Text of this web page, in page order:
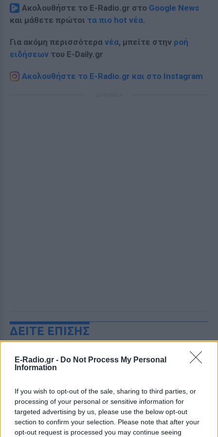
E-Radio.gr - Do Not Process My Personal
Information
If you wish to opt-out of the sale, sharing to third parties, or
processing of your personal or sensitive information for
targeted advertising by us, please use the below opt-out
section to confirm your selection. Please note that after your
opt-out request is processed you may continue seeing
Ακολουθήστε το E-Radio.gr στο Google News
και μάθετε πρώτοι τα πιο hot νέα.
Για ακόμη περισσότερα νέα, μπείτε στην ροή
ειδήσεων του E-Daily.gr
Ακολουθήστε το E-Radio.gr και στο Instagram
ΔΕΙΤΕ ΕΠΙΣΗΣ
ΣΤΗΝ ΙΔΙΑ ΚΑΤΗΓΟΡΙΑ
μέτρων στη Λιθουανία για τη
διέλευση παράνομων
μεταναστών από τη
Λευκορωσία
ΧΤΕΣ